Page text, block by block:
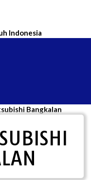
Indonesia
Bangkalan